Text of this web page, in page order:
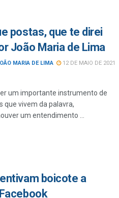
postas, que te direi
João Maria de Lima
MARIA DE LIMA
12 DE MAIO DE 2021
um importante instrumento de
que vivem da palavra,
um entendimento ...
boicote a